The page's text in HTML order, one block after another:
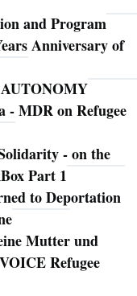
and Program
Anniversary of
- MDR on Refugee
- on the
Part 1
to Deportation
Mutter und
Refugee